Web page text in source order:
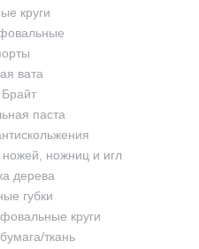
круги
вата
паста
ножниц и игл
дерева
губки
круги
ткань